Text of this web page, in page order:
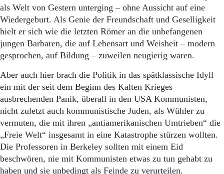
als Welt von Gestern unterging – ohne Aussicht auf eine
Wiedergeburt. Als Genie der Freundschaft und Geselligkeit
hielt er sich wie die letzten Römer an die unbefangenen
jungen Barbaren, die auf Lebensart und Weisheit – modern
gesprochen, auf Bildung – zuweilen neugierig waren.
Aber auch hier brach die Politik in das spätklassische Idyll
ein mit der seit dem Beginn des Kalten Krieges
ausbrechenden Panik, überall in den USA Kommunisten,
nicht zuletzt auch kommunistische Juden, als Wühler zu
vermuten, die mit ihren „antiamerikanischen Umtrieben“ die
„Freie Welt“ insgesamt in eine Katastrophe stürzen wollten.
Die Professoren in Berkeley sollten mit einem Eid
beschwören, nie mit Kommunisten etwas zu tun gehabt zu
haben und sie unbedingt als Feinde zu verurteilen.